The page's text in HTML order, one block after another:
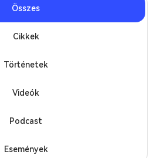
Összes
Cikkek
Történetek
Videók
Podcast
Események